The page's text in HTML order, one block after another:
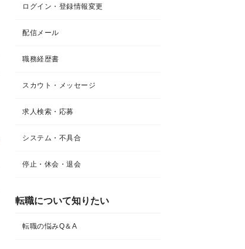
ログイン・登録情報変更
配信メール
職務経歴書
スカウト・メッセージ
求人検索・応募
システム・不具合
停止・休会・退会
転職について知りたい​
転職の悩みQ＆A​